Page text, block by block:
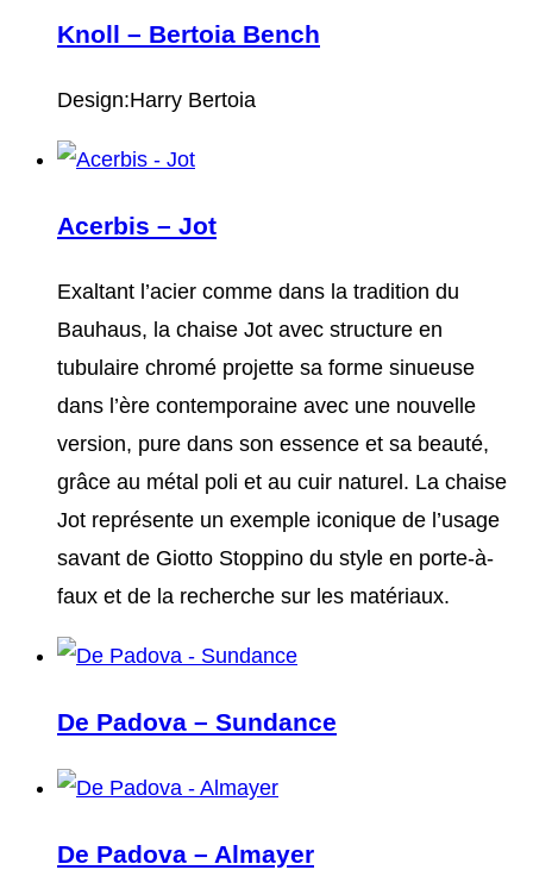
Knoll – Bertoia Bench
Design:Harry Bertoia
Acerbis – Jot
Exaltant l’acier comme dans la tradition du
Bauhaus, la chaise Jot avec structure en
tubulaire chromé projette sa forme sinueuse
dans l’ère contemporaine avec une nouvelle
version, pure dans son essence et sa beauté,
grâce au métal poli et au cuir naturel. La chaise
Jot représente un exemple iconique de l’usage
savant de Giotto Stoppino du style en porte-à-
faux et de la recherche sur les matériaux.
De Padova – Sundance
De Padova – Almayer